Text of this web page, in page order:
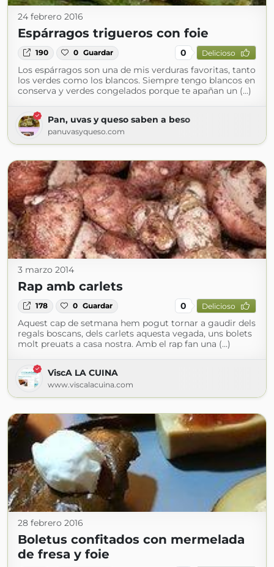
24 febrero 2016
Espárragos trigueros con foie
190 0 Guardar 0 Delicioso
Los espárragos son una de mis verduras favoritas, tanto
los verdes como los blancos. Siempre tengo blancos en
conserva y verdes congelados porque te apañan un (...)
Pan, uvas y queso saben a beso
panuvasyqueso.com
3 marzo 2014
Rap amb carlets
178 0 Guardar 0 Delicioso
Aquest cap de setmana hem pogut tornar a gaudir dels
regals boscans, dels carlets aquesta vegada, uns bolets
molt preuats a casa nostra. Amb el rap fan una (...)
ViscA LA CUINA
www.viscalacuina.com
28 febrero 2016
Boletus confitados con mermelada
de fresa y foie